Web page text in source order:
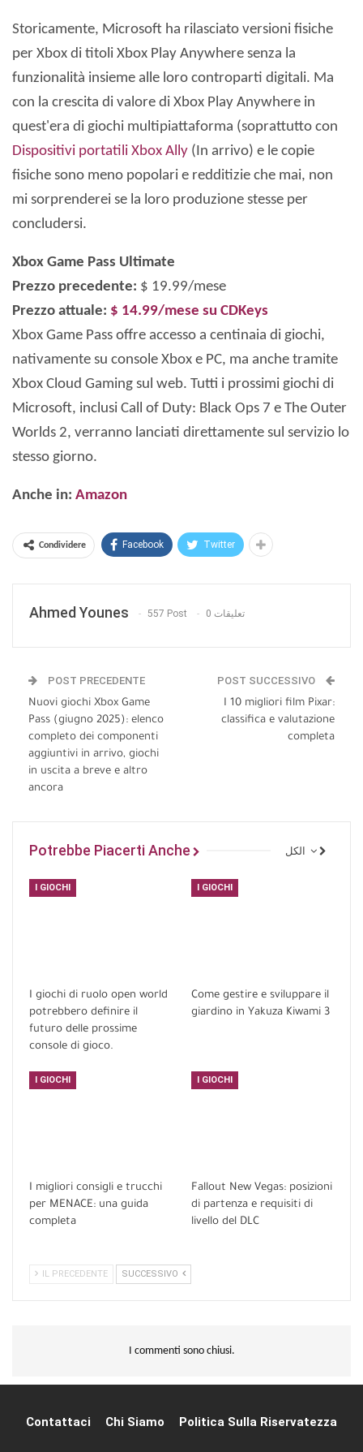
Storicamente, Microsoft ha rilasciato versioni fisiche
per Xbox di titoli Xbox Play Anywhere senza la
funzionalità insieme alle loro controparti digitali. Ma
con la crescita di valore di Xbox Play Anywhere in
quest'era di giochi multipiattaforma (soprattutto con
Dispositivi portatili Xbox Ally (In arrivo) e le copie
fisiche sono meno popolari e redditizie che mai, non
mi sorprenderei se la loro produzione stesse per
concludersi.
Xbox Game Pass Ultimate
Prezzo precedente: $ 19.99/mese
Prezzo attuale: $ 14.99/mese su CDKeys
Xbox Game Pass offre accesso a centinaia di giochi,
nativamente su console Xbox e PC, ma anche tramite
Xbox Cloud Gaming sul web. Tutti i prossimi giochi di
Microsoft, inclusi Call of Duty: Black Ops 7 e The Outer
Worlds 2, verranno lanciati direttamente sul servizio lo
stesso giorno.
Anche in: Amazon
Condividere Facebook Twitter
Ahmed Younes 557 Post 0 تعليقات
POST PRECEDENTE
Nuovi giochi Xbox Game
Pass (giugno 2025): elenco
completo dei componenti
aggiuntivi in arrivo, giochi
in uscita a breve e altro
ancora
POST SUCCESSIVO
I 10 migliori film Pixar:
classifica e valutazione
completa
Potrebbe Piacerti Anche
I GIOCHI
I giochi di ruolo open world
potrebbero definire il
futuro delle prossime
console di gioco.
I GIOCHI
Come gestire e sviluppare il
giardino in Yakuza Kiwami 3
I GIOCHI
I migliori consigli e trucchi
per MENACE: una guida
completa
I GIOCHI
Fallout New Vegas: posizioni
di partenza e requisiti di
livello del DLC
IL PRECEDENTE SUCCESSIVO
I commenti sono chiusi.
Contattaci Chi Siamo Politica Sulla Riservatezza